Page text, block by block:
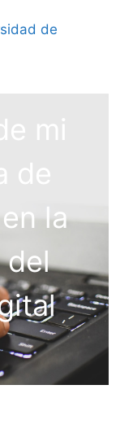
de
mi
la
del